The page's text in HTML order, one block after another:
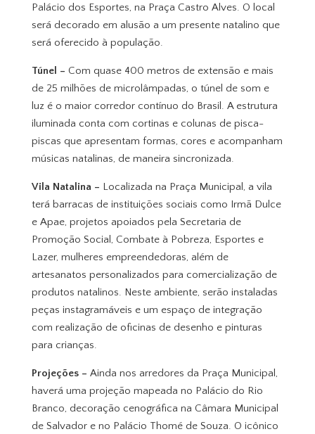
Palácio dos Esportes, na Praça Castro Alves. O local
será decorado em alusão a um presente natalino que
será oferecido à população.
Túnel – Com quase 400 metros de extensão e mais
de 25 milhões de microlâmpadas, o túnel de som e
luz é o maior corredor contínuo do Brasil. A estrutura
iluminada conta com cortinas e colunas de pisca-
piscas que apresentam formas, cores e acompanham
músicas natalinas, de maneira sincronizada.
Vila Natalina – Localizada na Praça Municipal, a vila
terá barracas de instituições sociais como Irmã Dulce
e Apae, projetos apoiados pela Secretaria de
Promoção Social, Combate à Pobreza, Esportes e
Lazer, mulheres empreendedoras, além de
artesanatos personalizados para comercialização de
produtos natalinos. Neste ambiente, serão instaladas
peças instagramáveis e um espaço de integração
com realização de oficinas de desenho e pinturas
para crianças.
Projeções – Ainda nos arredores da Praça Municipal,
haverá uma projeção mapeada no Palácio do Rio
Branco, decoração cenográfica na Câmara Municipal
de Salvador e no Palácio Thomé de Souza. O icônico